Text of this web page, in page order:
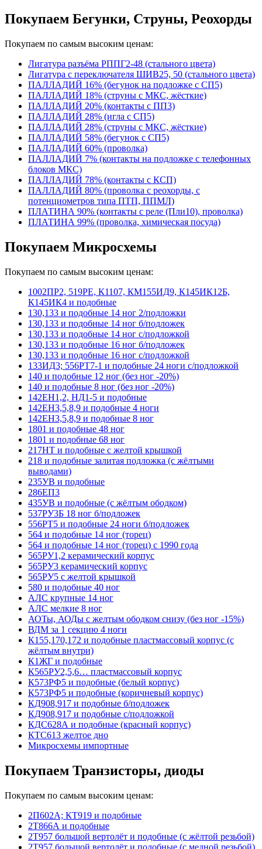
Покупаем Бегунки, Струны, Реохорды
Покупаем по самым высоким ценам:
Лигатура разъёма РППГ2-48 (стального цвета)
Лигатура с переключателя ШИВ25, 50 (стального цвета)
ПАЛЛАДИЙ 16% (бегунок на подложке с СП5)
ПАЛЛАДИЙ 18% (струны с МКС, жёсткие)
ПАЛЛАДИЙ 20% (контакты с ПП3)
ПАЛЛАДИЙ 28% (игла с СП5)
ПАЛЛАДИЙ 28% (струны с МКС, жёсткие)
ПАЛЛАДИЙ 58% (бегунок с СП5)
ПАЛЛАДИЙ 60% (проволка)
ПАЛЛАДИЙ 7% (контакты на подложке с телефонных
блоков МКС)
ПАЛЛАДИЙ 78% (контакты с КСП)
ПАЛЛАДИЙ 80% (проволка с реохорды, с
потенциометров типа ПТП, ППМЛ)
ПЛАТИНА 90% (контакты с реле (Пли10), проволка)
ПЛАТИНА 99% (проволка, химическая посуда)
Покупаем Микросхемы
Покупаем по самым высоким ценам:
1002ПР2, 519РЕ, К1107, КМ155ИД9, К145ИК12Б,
К145ИК4 и подобные
130,133 и подобные 14 ног 2/подложки
130,133 и подобные 14 ног б/подложек
130,133 и подобные 14 ног с/подложкой
130,133 и подобные 16 ног б/подложек
130,133 и подобные 16 ног с/подложкой
133ИД3; 556РТ7-1 и подобные 24 ноги с/подложкой
140 и подобные 12 ног (без ног -20%)
140 и подобные 8 ног (без ног -20%)
142ЕН1,2, НД1-5 и подобные
142ЕН3,5,8,9 и подобные 4 ноги
142ЕН3,5,8,9 и подобные 8 ног
1801 и подобные 48 ног
1801 и подобные 68 ног
217НТ и подобные с желтой крышкой
218 и подобные залитая подложка (с жёлтыми
выводами)
235УВ и подобные
286ЕП3
435УВ и подобные (с жёлтым ободком)
537РУ3Б 18 ног б/подложек
556РТ5 и подобные 24 ноги б/подложек
564 и подобные 14 ног (торец)
564 и подобные 14 ног (торец) с 1990 года
565РУ1,2 керамический корпус
565РУ3 керамический корпус
565РУ5 с желтой крышкой
580 и подобные 40 ног
АЛС крупные 14 ног
АЛС мелкие 8 ног
АОТы, АОДы с желтым ободком снизу (без ног -15%)
ВДМ за 1 секцию 4 ноги
К155,170,172 и подобные пластмассовый корпус (с
жёлтым внутри)
К1ЖГ и подобные
К565РУ2,5,6… пластмассовый корпус
К573РФ5 и подобные (белый корпус)
К573РФ5 и подобные (коричневый корпус)
КД908,917 и подобные б/подложек
КД908,917 и подобные с/подложкой
КДС628А и подобные (красный корпус)
КТС613 желтое дно
Микросхемы импортные
Покупаем Транзисторы, диоды
Покупаем по самым высоким ценам:
2П602А; КТ919 и подобные
2Т866А и подобные
2Т957 большой вертолёт и подобные (с жёлтой резьбой)
2Т957 большой вертолёт и подобные (с медной резьбой)